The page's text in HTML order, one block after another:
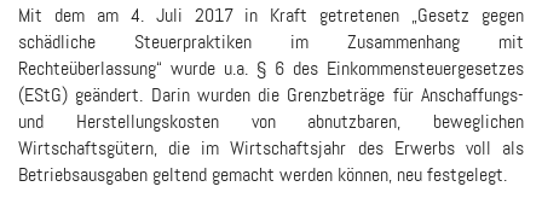
Mit dem am 4. Juli 2017 in Kraft getretenen „Gesetz gegen
schädliche Steuerpraktiken im Zusammenhang mit
Rechteüberlassung“ wurde u.a. § 6 des Einkommensteuergesetzes
(EStG) geändert. Darin wurden die Grenzbeträge für Anschaffungs-
und Herstellungskosten von abnutzbaren, beweglichen
Wirtschaftsgütern, die im Wirtschaftsjahr des Erwerbs voll als
Betriebsausgaben geltend gemacht werden können, neu festgelegt.